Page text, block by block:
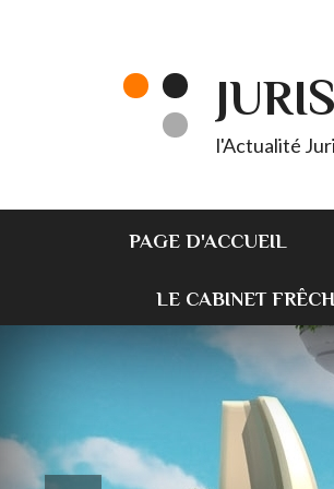
l'Actualité
PAGE D'ACCUEIL
LE CABINET